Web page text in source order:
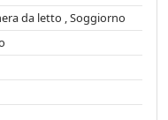
da letto , Soggiorno